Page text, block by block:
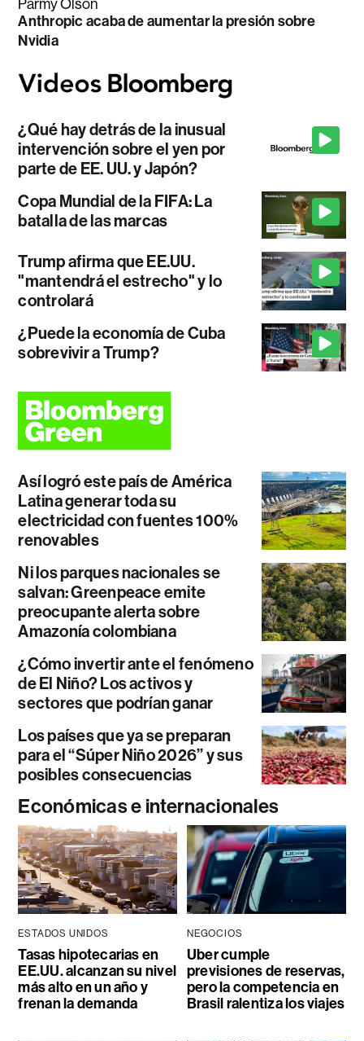
Parmy Olson
Anthropic acaba de aumentar la presión sobre
Nvidia
¿Qué hay detrás de la inusual
intervención sobre el yen por
parte de EE. UU. y Japón?
Copa Mundial de la FIFA: La
batalla de las marcas
Trump afirma que EE.UU.
"mantendrá el estrecho" y lo
controlará
¿Puede la economía de Cuba
sobrevivir a Trump?
Así logró este país de América
Latina generar toda su
electricidad con fuentes 100%
renovables
Ni los parques nacionales se
salvan: Greenpeace emite
preocupante alerta sobre
Amazonía colombiana
¿Cómo invertir ante el fenómeno
de El Niño? Los activos y
sectores que podrían ganar
Los países que ya se preparan
para el “Súper Niño 2026” y sus
posibles consecuencias
Económicas e internacionales
ESTADOS UNIDOS
Tasas hipotecarias en
EE.UU. alcanzan su nivel
más alto en un año y
frenan la demanda
NEGOCIOS
Uber cumple
previsiones de reservas,
pero la competencia en
Brasil ralentiza los viajes